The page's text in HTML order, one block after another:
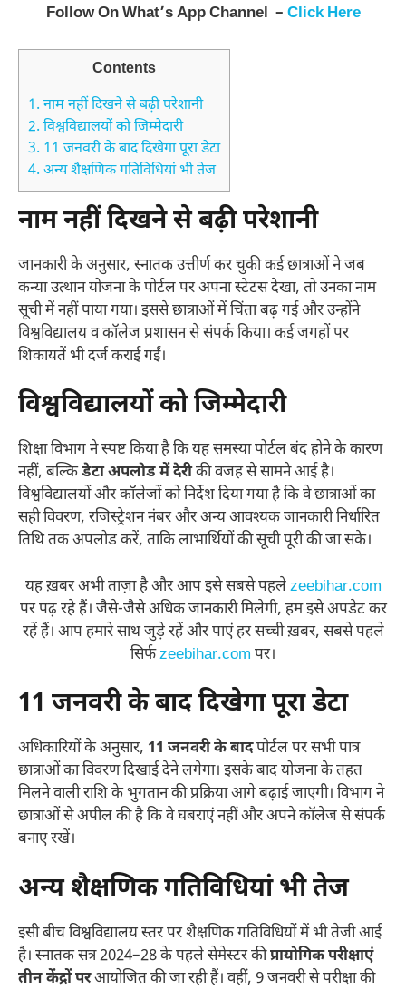
Follow On What’s App Channel – Click Here
Contents
1. नाम नहीं दिखने से बढ़ी परेशानी
2. विश्वविद्यालयों को जिम्मेदारी
3. 11 जनवरी के बाद दिखेगा पूरा डेटा
4. अन्य शैक्षणिक गतिविधियां भी तेज
नाम नहीं दिखने से बढ़ी परेशानी
जानकारी के अनुसार, स्नातक उत्तीर्ण कर चुकी कई छात्राओं ने जब
कन्या उत्थान योजना के पोर्टल पर अपना स्टेटस देखा, तो उनका नाम
सूची में नहीं पाया गया। इससे छात्राओं में चिंता बढ़ गई और उन्होंने
विश्वविद्यालय व कॉलेज प्रशासन से संपर्क किया। कई जगहों पर
शिकायतें भी दर्ज कराई गईं।
विश्वविद्यालयों को जिम्मेदारी
शिक्षा विभाग ने स्पष्ट किया है कि यह समस्या पोर्टल बंद होने के कारण
नहीं, बल्किडेटा अपलोड में देरीकी वजह से सामने आई है।
विश्वविद्यालयों और कॉलेजों को निर्देश दिया गया है कि वे छात्राओं का
सही विवरण, रजिस्ट्रेशन नंबर और अन्य आवश्यक जानकारी निर्धारित
तिथि तक अपलोड करें, ताकि लाभार्थियों की सूची पूरी की जा सके।
यह ख़बर अभी ताज़ा है और आप इसे सबसे पहलेzeebihar.com
पर पढ़ रहे हैं। जैसे-जैसे अधिक जानकारी मिलेगी, हम इसे अपडेट कर
रहें हैं। आप हमारे साथ जुड़े रहें और पाएं हर सच्ची ख़बर, सबसे पहले
सिर्फzeebihar.com पर।
11 जनवरी के बाद दिखेगा पूरा डेटा
अधिकारियों के अनुसार, 11 जनवरी के बादपोर्टल पर सभी पात्र
छात्राओं का विवरण दिखाई देने लगेगा। इसके बाद योजना के तहत
मिलने वाली राशि के भुगतान की प्रक्रिया आगे बढ़ाई जाएगी। विभाग ने
छात्राओं से अपील की है कि वे घबराएं नहीं और अपने कॉलेज से संपर्क
बनाए रखें।
अन्य शैक्षणिक गतिविधियां भी तेज
इसी बीच विश्वविद्यालय स्तर पर शैक्षणिक गतिविधियों में भी तेजी आई
है। स्नातक सत्र 2024–28 के पहले सेमेस्टर कीप्रायोगिक परीक्षाएं
तीन केंद्रों परआयोजित की जा रही हैं। वहीं, 9 जनवरी से परीक्षा की